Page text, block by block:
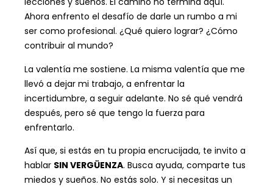
Ahora enfrento el desafío de darle un rumbo a mi
ser como profesional. ¿Qué quiero lograr? ¿Cómo
contribuir al mundo?
La valentía me sostiene. La misma valentía que me
llevó a dejar mi trabajo, a enfrentar la
incertidumbre, a seguir adelante. No sé qué vendrá
después, pero sé que tengo la fuerza para
enfrentarlo.
Así que, si estás en tu propia encrucijada, te invito a
hablar SIN VERGÜENZA. Busca ayuda, comparte tus
miedos y sueños. No estás solo. Y si necesitas un